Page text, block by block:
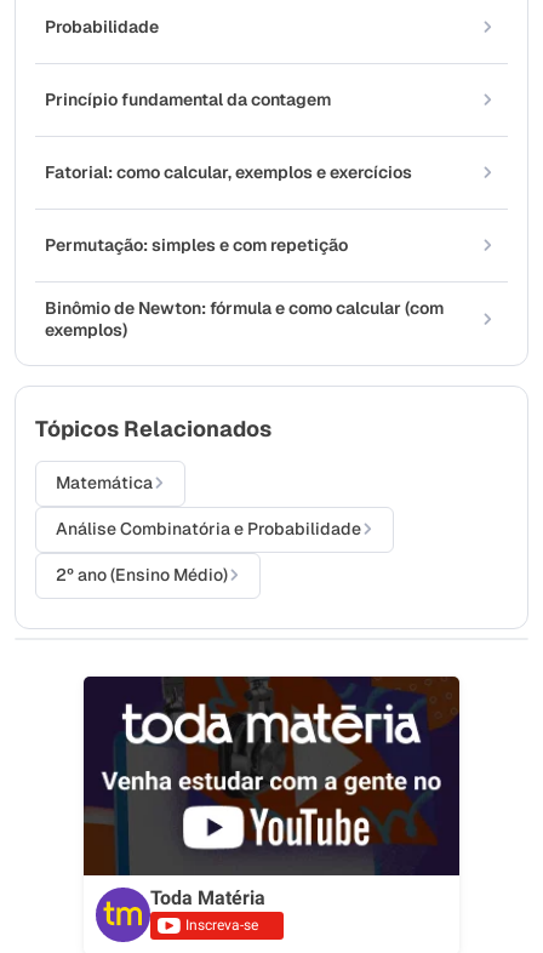
Probabilidade
Princípio fundamental da contagem
Fatorial: como calcular, exemplos e exercícios
Permutação: simples e com repetição
Binômio de Newton: fórmula e como calcular (com
exemplos)
Tópicos Relacionados
Matemática
Análise Combinatória e Probabilidade
2º ano (Ensino Médio)
Toda Matéria
Inscreva-se